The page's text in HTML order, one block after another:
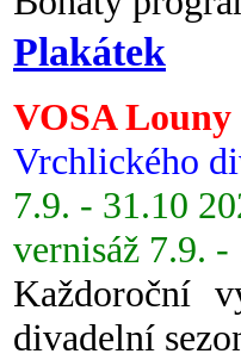
Plakátek
VOSA Louny
Vrchlického
7.9. - 31.10
vernisáž 7.9. -
Každoroční
divadelní